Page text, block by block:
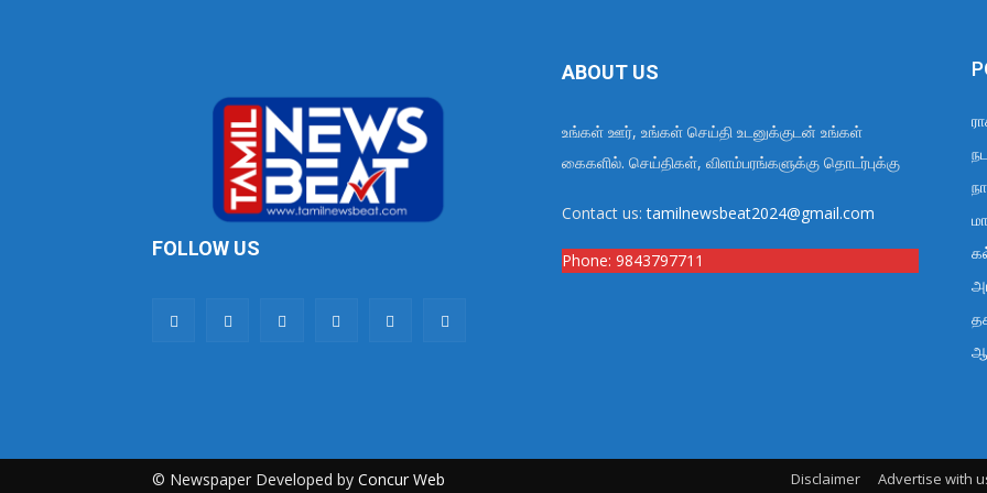
FOLLOW US
ABOUT US
உங்கள் ஊர், உங்கள் செய்தி உடனுக்குடன் உங்கள்
கைகளில். செய்திகள், விளம்பரங்களுக்கு தொடர்புக்கு
Contact us:tamilnewsbeat2024@gmail.com
Phone: 9843797711
© Newspaper Developed by Concur Web Disclaimer Advertise with